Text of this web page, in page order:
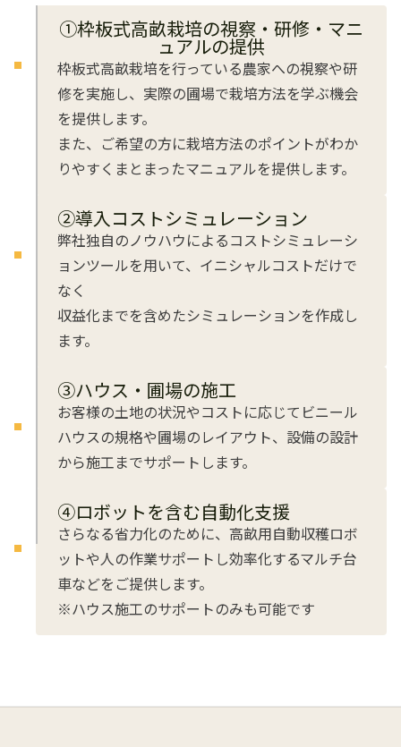
➀枠板式高畝栽培の視察・研修・マニ
ュアルの提供
枠板式高畝栽培を行っている農家への視察や研
修を実施し、実際の圃場で栽培方法を学ぶ機会
を提供します。
また、ご希望の方に栽培方法のポイントがわか
りやすくまとまったマニュアルを提供します。
➁導入コストシミュレーション
弊社独自のノウハウによるコストシミュレーシ
ョンツールを用いて、イニシャルコストだけで
なく
収益化までを含めたシミュレーションを作成し
ます。
➂ハウス・圃場の施工
お客様の土地の状況やコストに応じてビニール
ハウスの規格や圃場のレイアウト、設備の設計
から施工までサポートします。
➃ロボットを含む自動化支援
さらなる省力化のために、高畝用自動収穫ロボ
ットや人の作業サポートし効率化するマルチ台
車などをご提供します。
※ハウス施工のサポートのみも可能です